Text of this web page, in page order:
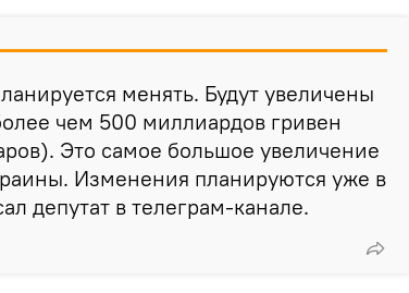
менять. Будут увеличены
чем 500 миллиардов гривен
Это самое большое увеличение
Изменения планируются уже в
депутат в телеграм-канале.